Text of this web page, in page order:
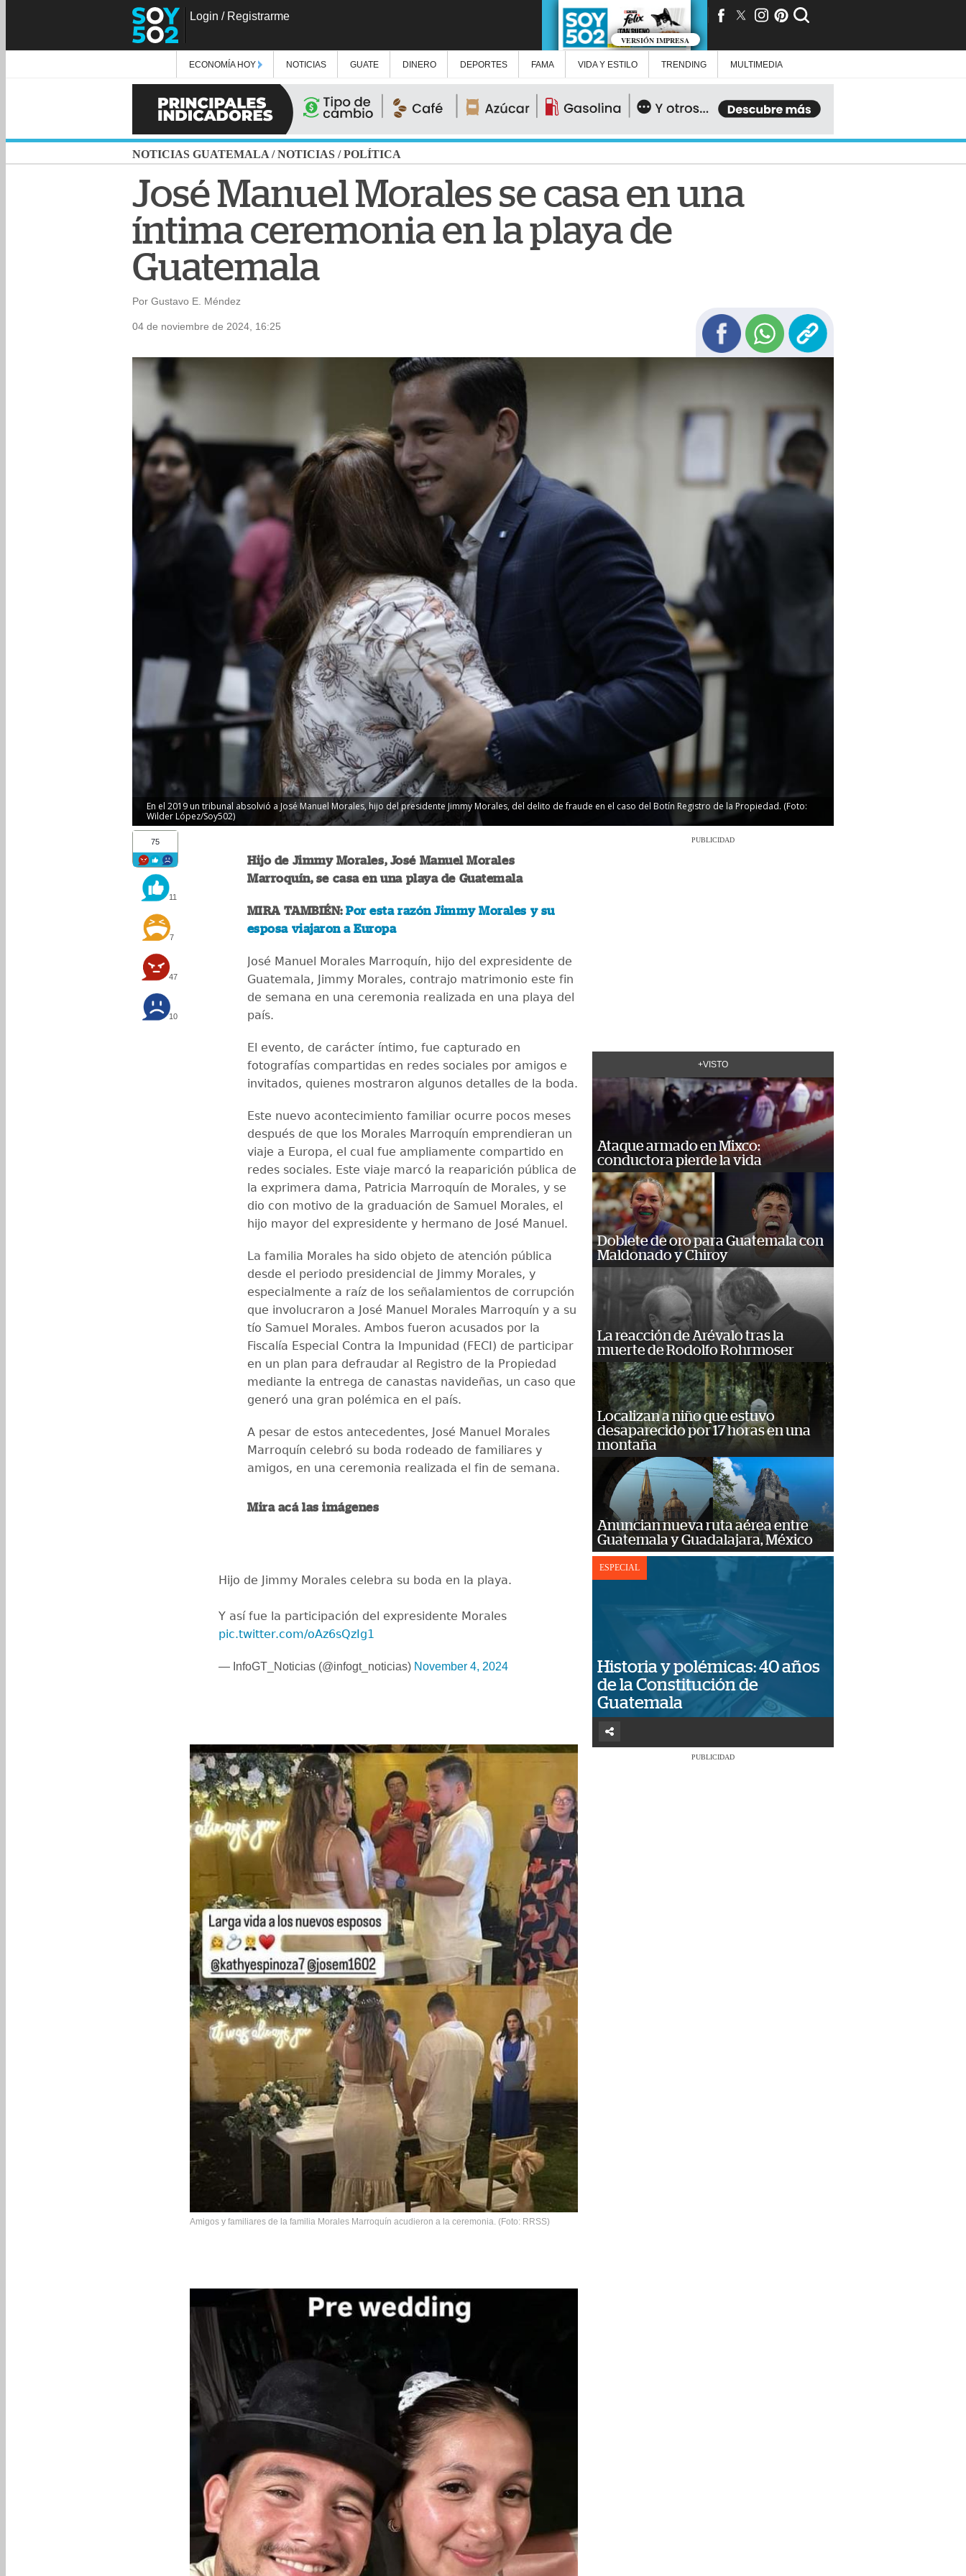
Login / Registrarme
VERSIÓN IMPRESA
ECONOMÍA HOY NOTICIAS GUATE DINERO DEPORTES FAMA VIDA Y ESTILO TRENDING MULTIMEDIA
NOTICIAS GUATEMALA /NOTICIAS /POLÍTICA
José Manuel Morales se casa en una
íntima ceremonia en la playa de
Guatemala
Por Gustavo E. Méndez
04 de noviembre de 2024, 16:25
En el 2019 un tribunal absolvió a José Manuel Morales, hijo del presidente Jimmy Morales, del delito de fraude en el caso del Botín Registro de la Propiedad. (Foto:
Wilder López/Soy502)
75
11
7
47
10
Hijo de Jimmy Morales, José Manuel Morales
Marroquín, se casa en una playa de Guatemala
MIRA TAMBIÉN:Por esta razón Jimmy Morales y su
esposa viajaron a Europa
José Manuel Morales Marroquín, hijo del expresidente de
Guatemala, Jimmy Morales, contrajo matrimonio este fin
de semana en una ceremonia realizada en una playa del
país.
El evento, de carácter íntimo, fue capturado en
fotografías compartidas en redes sociales por amigos e
invitados, quienes mostraron algunos detalles de la boda.
Este nuevo acontecimiento familiar ocurre pocos meses
después de que los Morales Marroquín emprendieran un
viaje a Europa, el cual fue ampliamente compartido en
redes sociales. Este viaje marcó la reaparición pública de
la exprimera dama, Patricia Marroquín de Morales, y se
dio con motivo de la graduación de Samuel Morales, el
hijo mayor del expresidente y hermano de José Manuel.
La familia Morales ha sido objeto de atención pública
desde el periodo presidencial de Jimmy Morales, y
especialmente a raíz de los señalamientos de corrupción
que involucraron a José Manuel Morales Marroquín y a su
tío Samuel Morales. Ambos fueron acusados por la
Fiscalía Especial Contra la Impunidad (FECI) de participar
en un plan para defraudar al Registro de la Propiedad
mediante la entrega de canastas navideñas, un caso que
generó una gran polémica en el país.
A pesar de estos antecedentes, José Manuel Morales
Marroquín celebró su boda rodeado de familiares y
amigos, en una ceremonia realizada el fin de semana.
Mira acá las imágenes
Hijo de Jimmy Morales celebra su boda en la playa.
Y así fue la participación del expresidente Morales
pic.twitter.com/oAz6sQzIg1
— InfoGT_Noticias (@infogt_noticias) November 4, 2024
Amigos y familiares de la familia Morales Marroquín acudieron a la ceremonia. (Foto: RRSS)
PUBLICIDAD
+VISTO
Ataque armado en Mixco:
conductora pierde la vida
Doblete de oro para Guatemala con
Maldonado y Chiroy
La reacción de Arévalo tras la
muerte de Rodolfo Rohrmoser
Localizan a niño que estuvo
desaparecido por 17 horas en una
montaña
Anuncian nueva ruta aérea entre
Guatemala y Guadalajara, México
ESPECIAL
Historia y polémicas: 40 años
de la Constitución de
Guatemala
PUBLICIDAD